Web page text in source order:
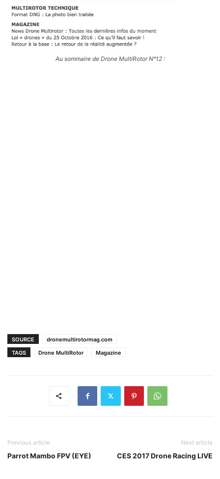
Au sommaire de Drone MultiRotor N°12 :
SOURCE
dronemultirotormag.com
TAGS
Drone MultiRotor Magazine
Previous article
Parrot Mambo FPV (EYE)
Next article
CES 2017 Drone Racing LIVE